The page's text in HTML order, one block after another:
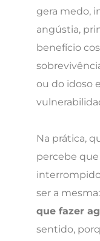
gera medo,
angústia,
benefício
ou do idoso
Na prática,
percebe
ser a mesma:
que fazer
sentido,